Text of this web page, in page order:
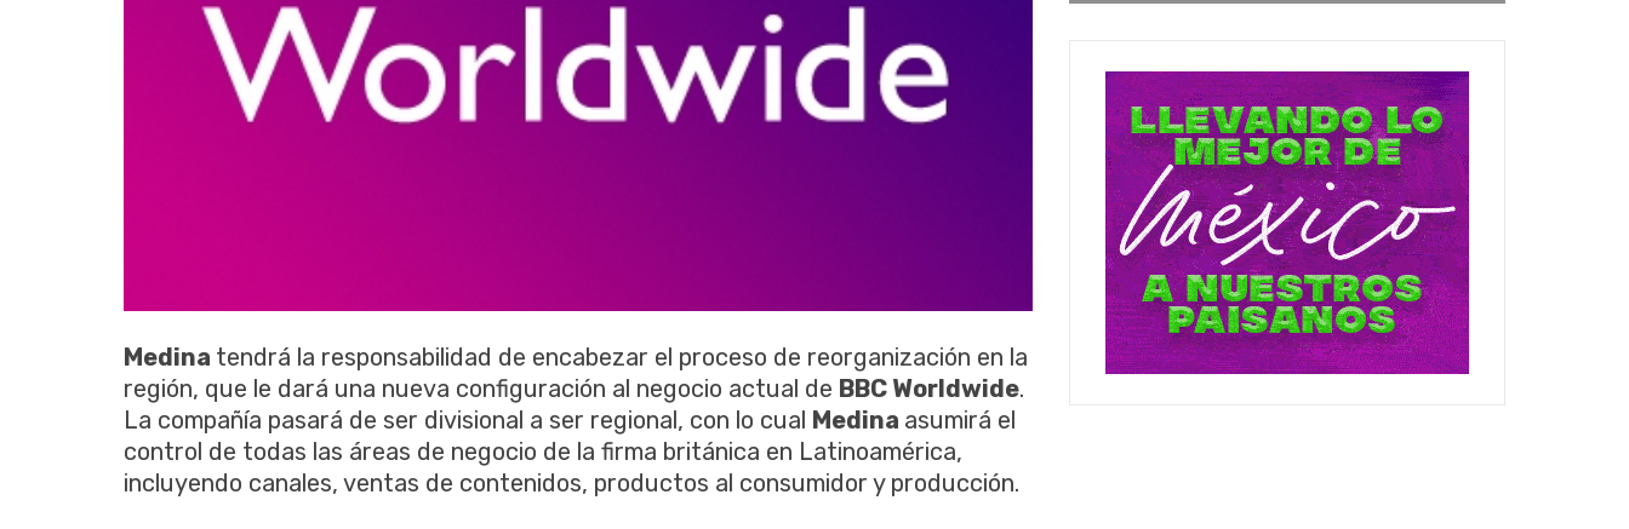
Medina tendrá la responsabilidad de encabezar el proceso de reorganización en la
región, que le dará una nueva configuración al negocio actual de BBC Worldwide.
La compañía pasará de ser divisional a ser regional, con lo cual Medina asumirá el
control de todas las áreas de negocio de la firma británica en Latinoamérica,
incluyendo canales, ventas de contenidos, productos al consumidor y producción.